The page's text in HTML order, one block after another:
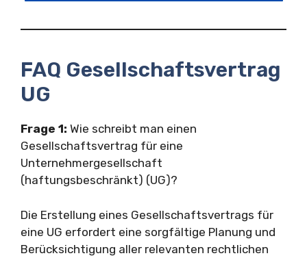
FAQ Gesellschaftsvertrag
UG
Frage 1: Wie schreibt man einen
Gesellschaftsvertrag für eine
Unternehmergesellschaft
(haftungsbeschränkt) (UG)?
Die Erstellung eines Gesellschaftsvertrags für
eine UG erfordert eine sorgfältige Planung und
Berücksichtigung aller relevanten rechtlichen